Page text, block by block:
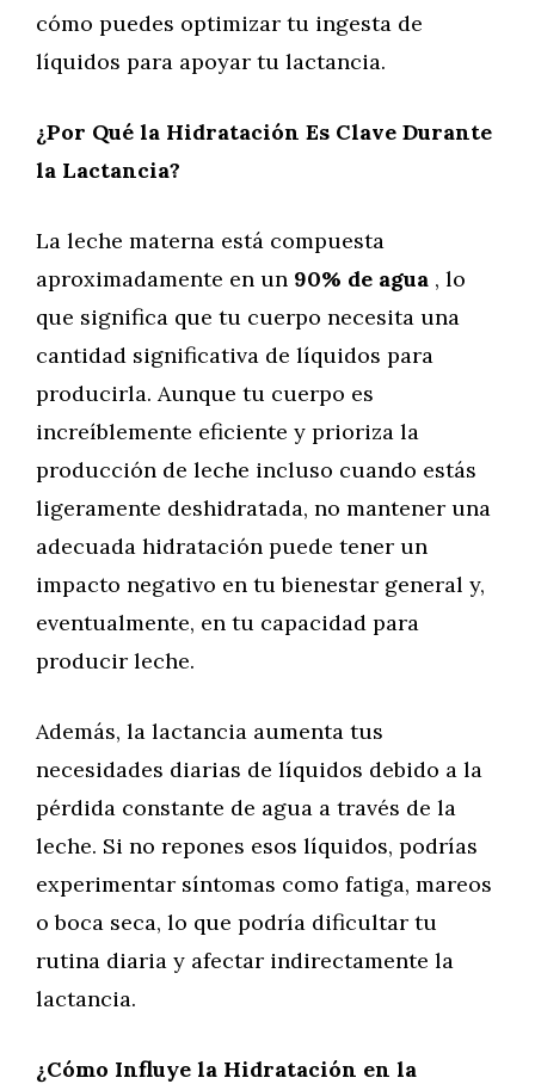
cómo puedes optimizar tu ingesta de
líquidos para apoyar tu lactancia.
¿Por Qué la Hidratación Es Clave Durante
la Lactancia?
La leche materna está compuesta
aproximadamente en un 90% de agua , lo
que significa que tu cuerpo necesita una
cantidad significativa de líquidos para
producirla. Aunque tu cuerpo es
increíblemente eficiente y prioriza la
producción de leche incluso cuando estás
ligeramente deshidratada, no mantener una
adecuada hidratación puede tener un
impacto negativo en tu bienestar general y,
eventualmente, en tu capacidad para
producir leche.
Además, la lactancia aumenta tus
necesidades diarias de líquidos debido a la
pérdida constante de agua a través de la
leche. Si no repones esos líquidos, podrías
experimentar síntomas como fatiga, mareos
o boca seca, lo que podría dificultar tu
rutina diaria y afectar indirectamente la
lactancia.
¿Cómo Influye la Hidratación en la